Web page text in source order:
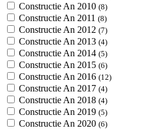
Constructie An 2010 (8)
Constructie An 2011 (8)
Constructie An 2012 (7)
Constructie An 2013 (4)
Constructie An 2014 (5)
Constructie An 2015 (6)
Constructie An 2016 (12)
Constructie An 2017 (4)
Constructie An 2018 (4)
Constructie An 2019 (5)
Constructie An 2020 (6)